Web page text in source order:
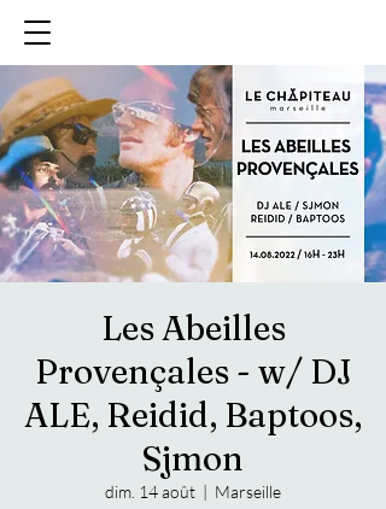
Les Abeilles
Provençales - w/ DJ
ALE, Reidid, Baptoos,
Sjmon
dim. 14 août
  |
Marseille